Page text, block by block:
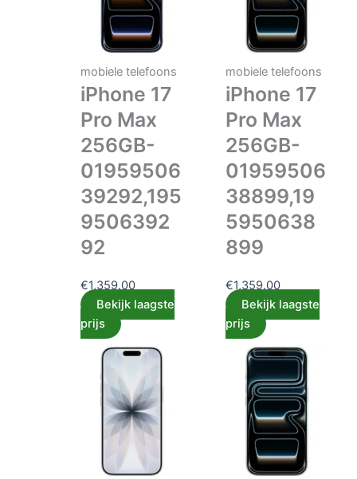
mobiele telefoons
iPhone 17
Pro Max
256GB-
01959506
39292,195
9506392
92
€1,359.00
Bekijk laagste
prijs
mobiele telefoons
iPhone 17
Pro Max
256GB-
01959506
38899,19
5950638
899
€1,359.00
Bekijk laagste
prijs